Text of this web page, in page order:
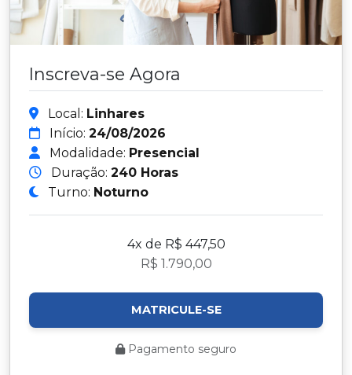
Inscreva-se Agora
Local: Linhares
Início: 24/08/2026
Modalidade: Presencial
Duração: 240 Horas
Turno: Noturno
4x de R$ 447,50
R$ 1.790,00
MATRICULE-SE
Pagamento seguro